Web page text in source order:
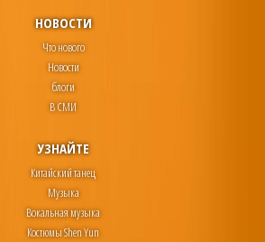
НОВОСТИ
Что нового
Новости
блоги
В СМИ
УЗНАЙТЕ
Китайский танец
Музыка
Вокальная музыка
Костюмы Shen Yun